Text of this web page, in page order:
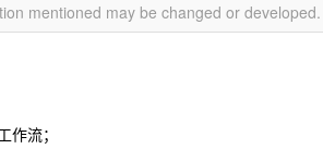
mentioned may be changed or developed.
流；